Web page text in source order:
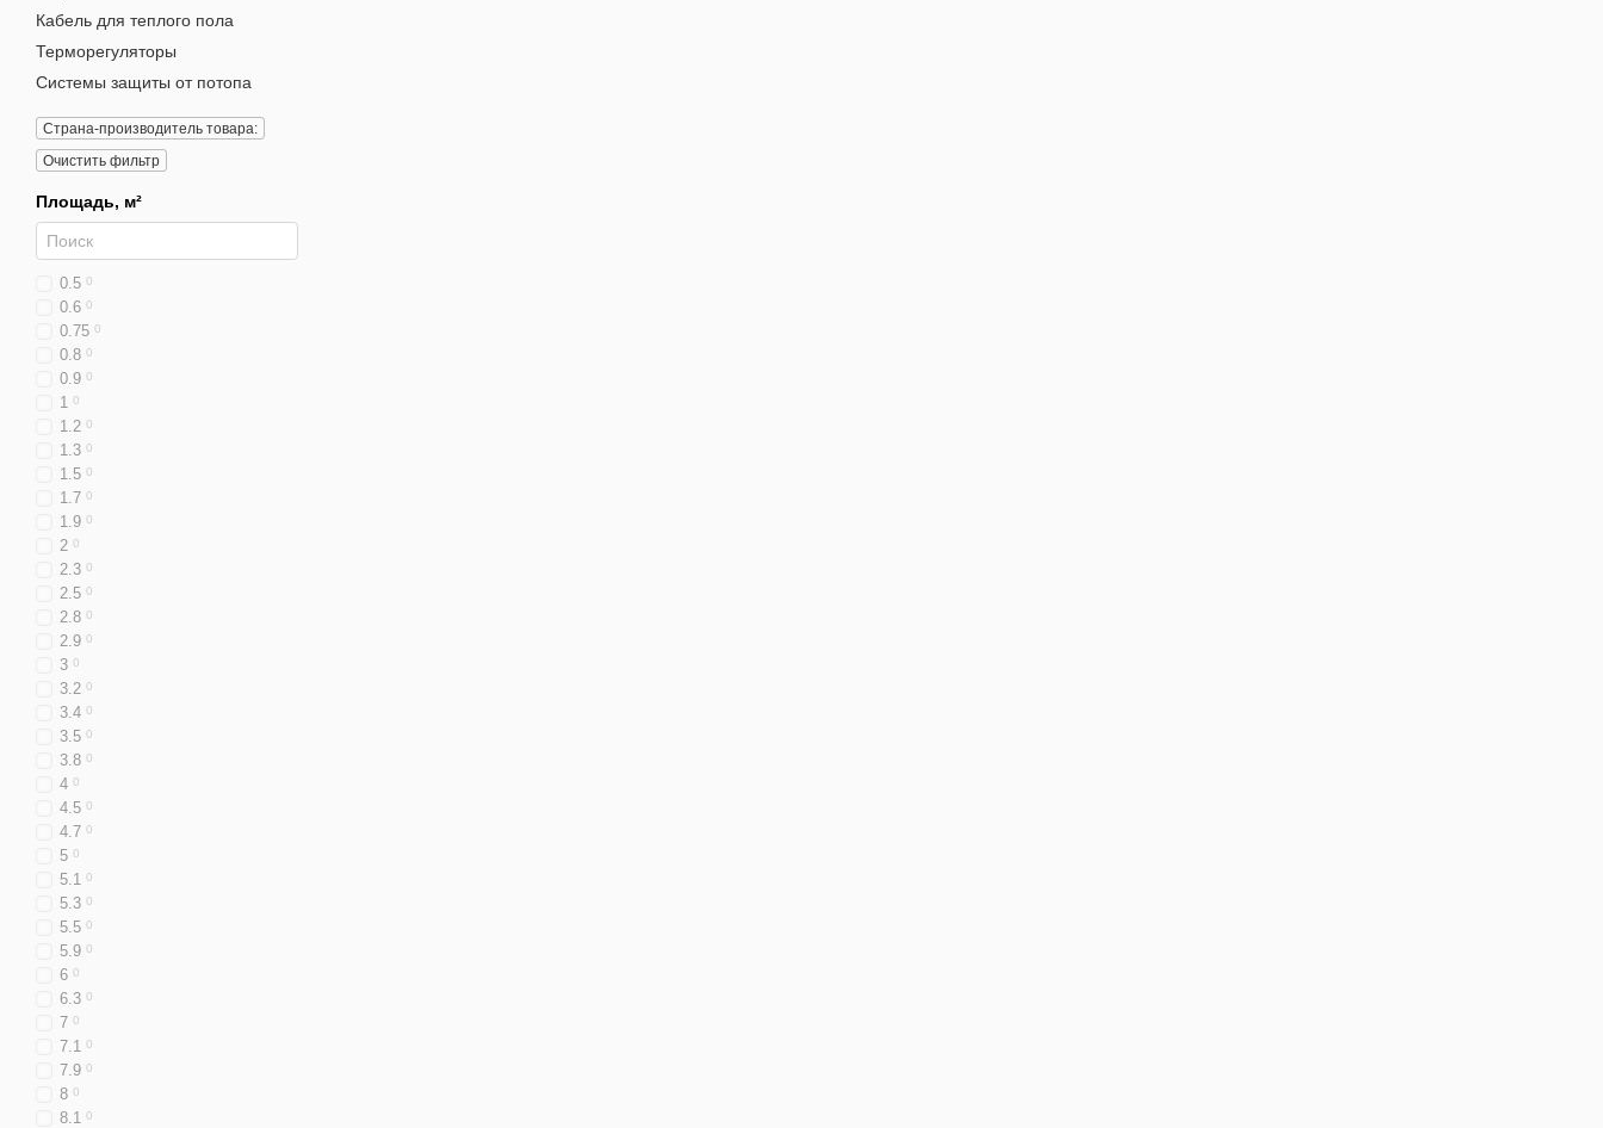
Кабель для теплого пола
Терморегуляторы
Системы защиты от потопа
Страна-производитель товара:
Очистить фильтр
Площадь, м²
0.5 0
0.6 0
0.75 0
0.8 0
0.9 0
1 0
1.2 0
1.3 0
1.5 0
1.7 0
1.9 0
2 0
2.3 0
2.5 0
2.8 0
2.9 0
3 0
3.2 0
3.4 0
3.5 0
3.8 0
4 0
4.5 0
4.7 0
5 0
5.1 0
5.3 0
5.5 0
5.9 0
6 0
6.3 0
7 0
7.1 0
7.9 0
8 0
8.1 0